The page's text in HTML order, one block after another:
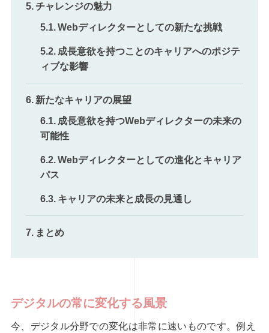
チャレンジの魅力
Webディレクターとしての新たな挑戦
成長意欲を持つことのキャリアへのポジテ
ィブな影響
新たなキャリアの展望
成長意欲を持つWebディレクターの未来の
可能性
Webディレクターとしての進化とキャリア
パス
キャリアの未来と成長の見通し
まとめ
デジタルの常に変化する風景
今、デジタル分野での変化は非常に速いものです。例え